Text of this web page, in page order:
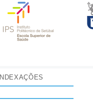
INDEXAÇÕES